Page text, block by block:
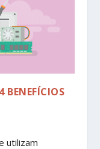
BENEFÍCIOS
utilizam